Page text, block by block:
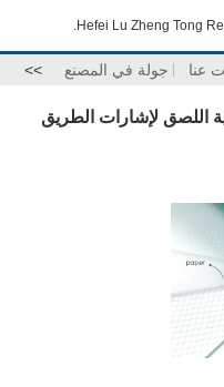
Hefei Lu Zheng Tong
عنا جولة في المصنع >>
اللصق لإشارات الطريق